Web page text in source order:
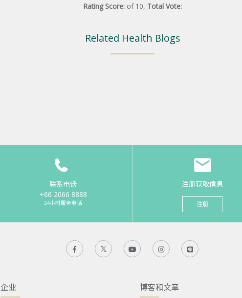
Rating Score: of 10, Total Vote:
Related Health Blogs
联系电话
+66 2066 8888
24小时服务电话
注册获取信息
注册
企业 博客和文章